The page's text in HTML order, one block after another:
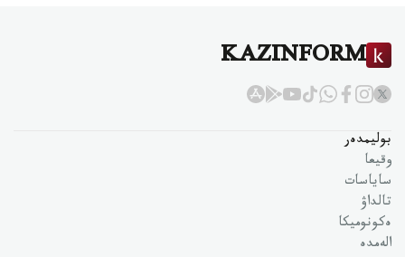
KAZINFORM
بوليمدەر
وقيعا
ساياسات
تالداۋ
ەكونوميكا
الەمدە